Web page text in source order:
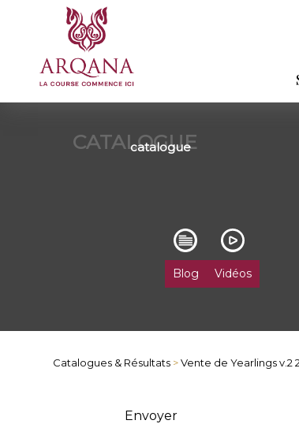
CATALOGUE
catalogue
Blog Vidéos
Catalogues & Résultats >Vente de Yearlings v.2
Envoyer